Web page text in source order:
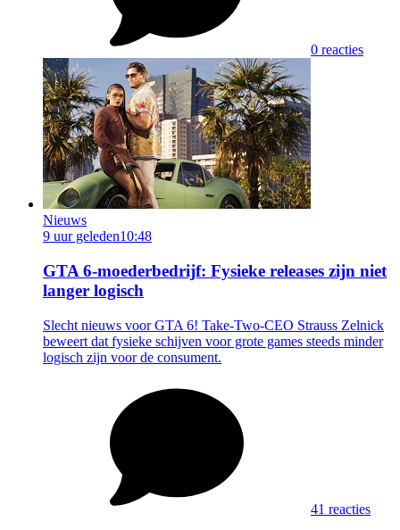
0 reacties
Nieuws
9 uur geleden10:48
GTA 6-moederbedrijf: Fysieke releases zijn niet
langer logisch
Slecht nieuws voor GTA 6! Take-Two-CEO Strauss Zelnick
beweert dat fysieke schijven voor grote games steeds minder
logisch zijn voor de consument.
41 reacties